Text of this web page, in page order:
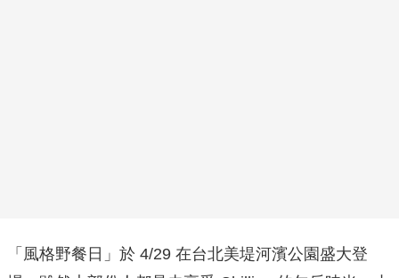
「風格野餐日」於 4/29 在台北美堤河濱公園盛大登